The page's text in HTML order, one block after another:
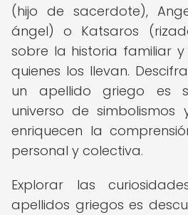
(hijo de sacerdote),
ángel) o Katsaros
sobre la historia familiar
quienes los llevan.
un apellido griego es
universo de simbolismos
enriquecen la
personal y colectiva.
Explorar las
apellidos griegos es